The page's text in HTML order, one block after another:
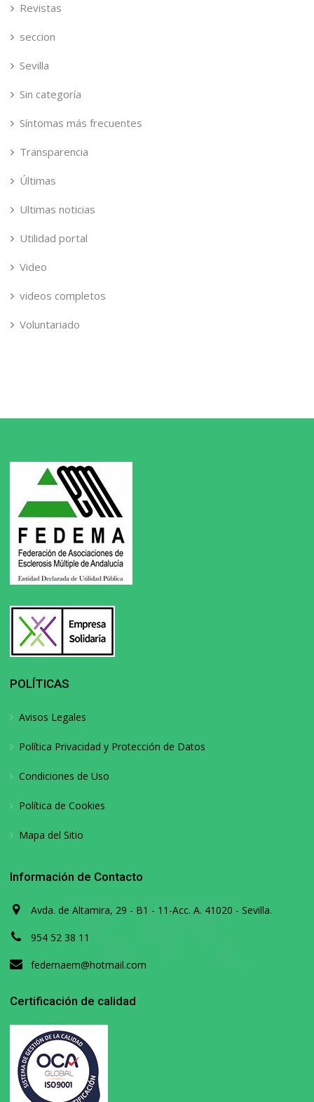
Revistas
seccion
Sevilla
Sin categoría
Síntomas más frecuentes
Transparencia
Últimas
Ultimas noticias
Utilidad portal
Video
videos completos
Voluntariado
POLÍTICAS
Avisos Legales
Política Privacidad y Protección de Datos
Condiciones de Uso
Política de Cookies
Mapa del Sitio
Información de Contacto
Avda. de Altamira, 29 - B1 - 11-Acc. A. 41020 - Sevilla.
954 52 38 11
fedemaem@hotmail.com
Certificación de calidad